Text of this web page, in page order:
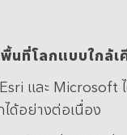
ที่โลกแบบใกล้เ
และ Microsoft
ด้อย่างต่อเนื่อง